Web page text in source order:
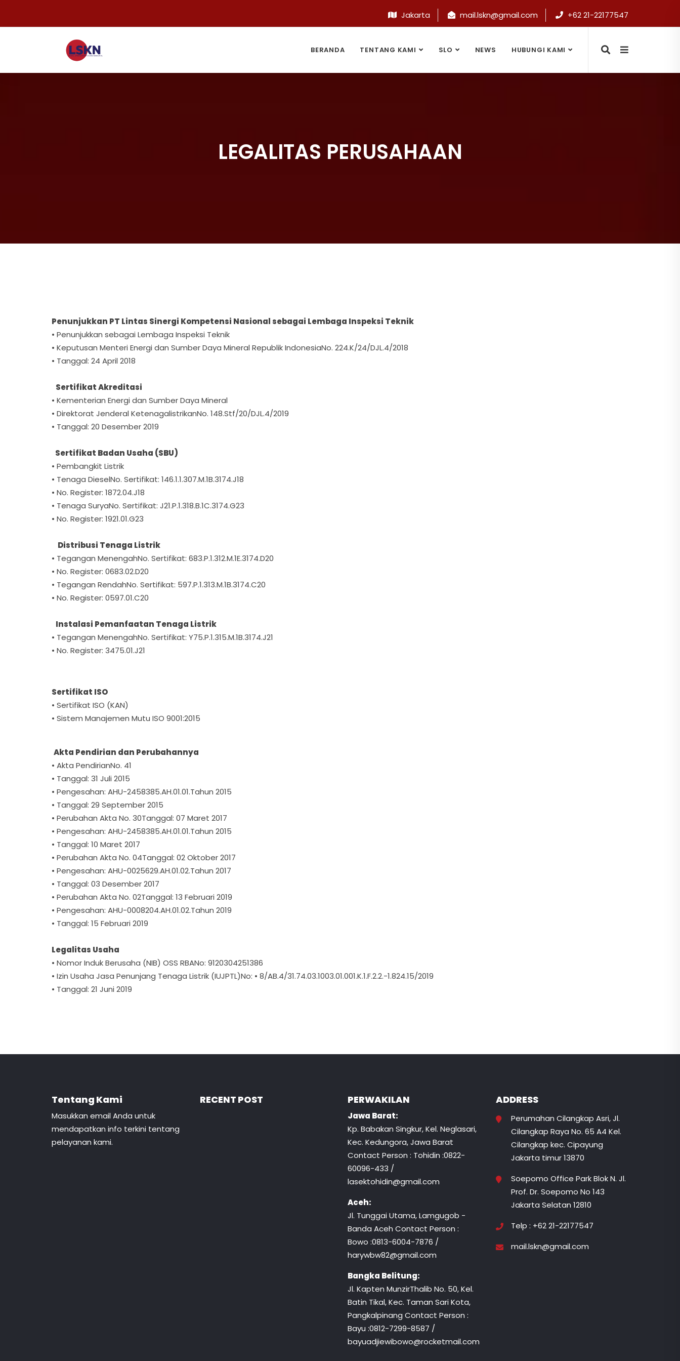
Jakarta mail.lskn@gmail.com +62 21-22177547
BERANDA TENTANG KAMI SLO NEWS HUBUNGI KAMI
LEGALITAS PERUSAHAAN
Penunjukkan PT Lintas Sinergi Kompetensi Nasional sebagai Lembaga Inspeksi Teknik
• Penunjukkan sebagai Lembaga Inspeksi Teknik
• Keputusan Menteri Energi dan Sumber Daya Mineral Republik IndonesiaNo. 224.K/24/DJL.4/2018
• Tanggal: 24 April 2018
Sertifikat Akreditasi
• Kementerian Energi dan Sumber Daya Mineral
• Direktorat Jenderal KetenagalistrikanNo. 148.Stf/20/DJL.4/2019
• Tanggal: 20 Desember 2019
Sertifikat Badan Usaha (SBU)
• Pembangkit Listrik
• Tenaga DieselNo. Sertifikat: 146.1.1.307.M.1B.3174.J18
• No. Register: 1872.04.J18
• Tenaga SuryaNo. Sertifikat: J21.P.1.318.B.1C.3174.G23
• No. Register: 1921.01.G23
Distribusi Tenaga Listrik
• Tegangan MenengahNo. Sertifikat: 683.P.1.312.M.1E.3174.D20
• No. Register: 0683.02.D20
• Tegangan RendahNo. Sertifikat: 597.P.1.313.M.1B.3174.C20
• No. Register: 0597.01.C20
Instalasi Pemanfaatan Tenaga Listrik
• Tegangan MenengahNo. Sertifikat: Y75.P.1.315.M.1B.3174.J21
• No. Register: 3475.01.J21
Sertifikat ISO
• Sertifikat ISO (KAN)
• Sistem Manajemen Mutu ISO 9001:2015
Akta Pendirian dan Perubahannya
• Akta PendirianNo. 41
• Tanggal: 31 Juli 2015
• Pengesahan: AHU-2458385.AH.01.01.Tahun 2015
• Tanggal: 29 September 2015
• Perubahan Akta No. 30Tanggal: 07 Maret 2017
• Pengesahan: AHU-2458385.AH.01.01.Tahun 2015
• Tanggal: 10 Maret 2017
• Perubahan Akta No. 04Tanggal: 02 Oktober 2017
• Pengesahan: AHU-0025629.AH.01.02.Tahun 2017
• Tanggal: 03 Desember 2017
• Perubahan Akta No. 02Tanggal: 13 Februari 2019
• Pengesahan: AHU-0008204.AH.01.02.Tahun 2019
• Tanggal: 15 Februari 2019
Legalitas Usaha
• Nomor Induk Berusaha (NIB) OSS RBANo: 9120304251386
• Izin Usaha Jasa Penunjang Tenaga Listrik (IUJPTL)No: • 8/AB.4/31.74.03.1003.01.001.K.1.F.2.2.-1.824.15/2019
• Tanggal: 21 Juni 2019
Tentang Kami
Masukkan email Anda untuk
mendapatkan info terkini tentang
pelayanan kami.
RECENT POST PERWAKILAN
Jawa Barat:
Kp. Babakan Singkur, Kel. Neglasari,
Kec. Kedungora, Jawa Barat
Contact Person : Tohidin :0822-
60096-433 /
lasektohidin@gmail.com
Aceh:
Jl. Tunggai Utama, Lamgugob -
Banda Aceh Contact Person :
Bowo :0813-6004-7876 /
harywbw82@gmail.com
Bangka Belitung:
Jl. Kapten MunzirThalib No. 50, Kel.
Batin Tikal, Kec. Taman Sari Kota,
Pangkalpinang Contact Person :
Bayu :0812-7299-8587 /
bayuadjiewibowo@rocketmail.com
ADDRESS
Perumahan Cilangkap Asri, Jl.
Cilangkap Raya No. 65 A4 Kel.
Cilangkap kec. Cipayung
Jakarta timur 13870
Soepomo Office Park Blok N. Jl.
Prof. Dr. Soepomo No 143
Jakarta Selatan 12810
Telp : +62 21-22177547
mail.lskn@gmail.com